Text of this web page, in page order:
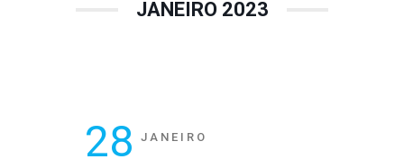
JANEIRO 2023
28 JANEIRO